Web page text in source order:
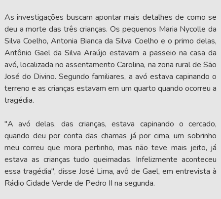
As investigações buscam apontar mais detalhes de como se
deu a morte das três crianças. Os pequenos Maria Nycolle da
Silva Coelho, Antonia Bianca da Silva Coelho e o primo delas,
Antônio Gael da Silva Araújo estavam a passeio na casa da
avó, localizada no assentamento Carolina, na zona rural de São
José do Divino. Segundo familiares, a avó estava capinando o
terreno e as crianças estavam em um quarto quando ocorreu a
tragédia.
"A avó delas, das crianças, estava capinando o cercado,
quando deu por conta das chamas já por cima, um sobrinho
meu correu que mora pertinho, mas não teve mais jeito, já
estava as crianças tudo queimadas. Infelizmente aconteceu
essa tragédia", disse José Lima, avô de Gael, em entrevista à
Rádio Cidade Verde de Pedro II na segunda.